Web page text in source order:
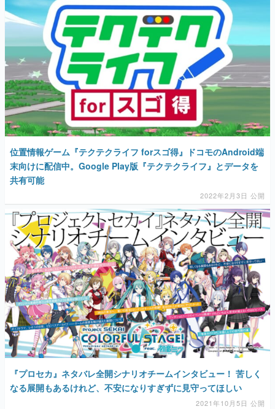
位置情報ゲーム『テクテクライフ forスゴ得』ドコモのAndroid端
末向けに配信中。Google Play版『テクテクライフ』とデータを
共有可能
2022年2月3日 公開
『プロセカ』ネタバレ全開シナリオチームインタビュー！ 苦しく
なる展開もあるけれど、不安になりすぎずに見守ってほしい
2021年10月5日 公開